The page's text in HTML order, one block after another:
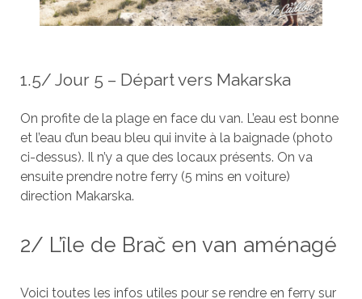
1.5/ Jour 5 – Départ vers Makarska
On profite de la plage en face du van. L’eau est bonne
et l’eau d’un beau bleu qui invite à la baignade (photo
ci-dessus). Il n’y a que des locaux présents. On va
ensuite prendre notre ferry (5 mins en voiture)
direction Makarska.
2/ L’île de Brač en van aménagé
Voici toutes les infos utiles pour se rendre en ferry sur